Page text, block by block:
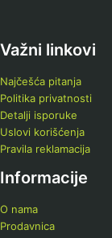
Važni linkovi
Najčešća pitanja
Politika privatnosti
Detalji isporuke
Uslovi korišćenja
Pravila reklamacija
Informacije
O nama
Prodavnica